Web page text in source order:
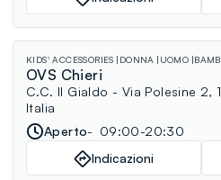
KIDS' ACCESSORIES DONNA UOMO
OVS Chieri
C.C. Il Gialdo - Via Polesine 2,
Italia
Aperto
09:00-20:30
Indicazioni